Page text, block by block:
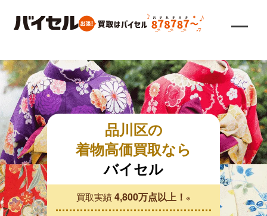
品川区の
着物高価買取なら
バイセル
買取実績4,800万点以上！ ※